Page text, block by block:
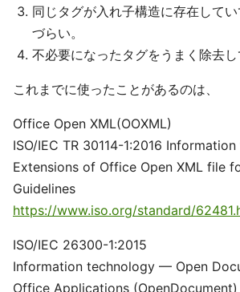
同じタグが入れ子構造に存在して
づらい。
不必要になったタグをうまく除去し
これまでに使ったことがあるのは、
Office Open XML(OOXML)
ISO/IEC TR 30114-1:2016
Extensions of Office Open XML file
Guidelines
https://www.iso.org/standard/
ISO/IEC 26300-1:2015
Information technology — Open
Office Applications